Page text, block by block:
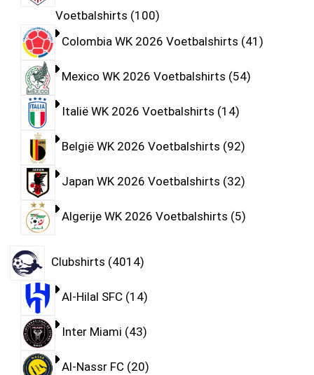
Voetbalshirts 100
Colombia WK 2026 Voetbalshirts 41
Mexico WK 2026 Voetbalshirts 54
Italië WK 2026 Voetbalshirts 14
België WK 2026 Voetbalshirts 92
Japan WK 2026 Voetbalshirts 32
Algerije WK 2026 Voetbalshirts 5
Clubshirts 4014
Al-Hilal SFC 14
Inter Miami 43
Al-Nassr FC 20